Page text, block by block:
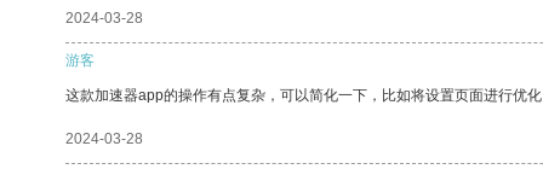
2024-03-28
游客
这款加速器app的操作有点复杂，可以简化一下，比如将设置页面进行优
2024-03-28